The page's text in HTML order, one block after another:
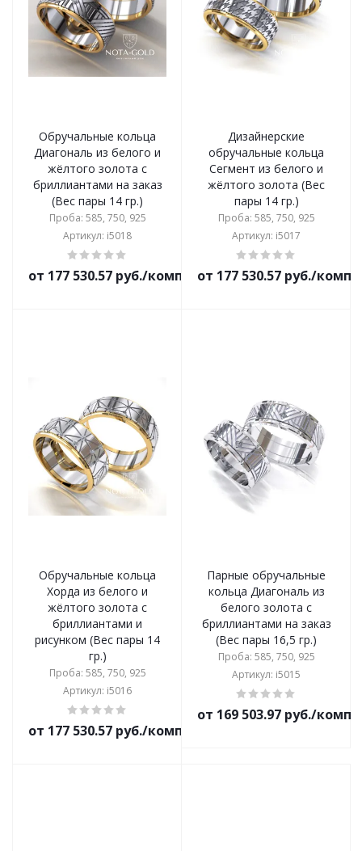
Обручальные кольца
Диагональ из белого и
жёлтого золота с
бриллиантами на заказ
(Вес пары 14 гр.)
Проба: 585, 750, 925
Артикул: i5018
от 177 530.57 руб./комплект
Дизайнерские
обручальные кольца
Сегмент из белого и
жёлтого золота (Вес
пары 14 гр.)
Проба: 585, 750, 925
Артикул: i5017
от 177 530.57 руб./
Обручальные кольца
Хорда из белого и
жёлтого золота с
бриллиантами и
рисунком (Вес пары 14
гр.)
Проба: 585, 750, 925
Артикул: i5016
от 177 530.57 руб./комплект
Парные обручальные
кольца Диагональ из
белого золота с
бриллиантами на заказ
(Вес пары 16,5 гр.)
Проба: 585, 750, 925
Артикул: i5015
от 169 503.97 руб./